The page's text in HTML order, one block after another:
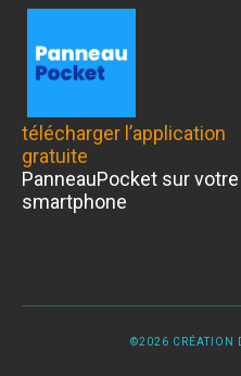
télécharger l’application
gratuite
PanneauPocket sur votre
smartphone
©2026 CRÉATION